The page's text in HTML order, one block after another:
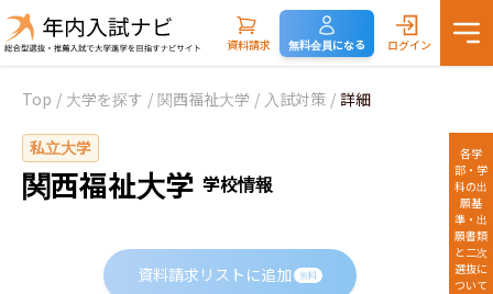
資料請求 無料会員になる ログイン
Top / 大学を探す / 関西福祉大学 / 入試対策 / 詳細
私立大学
関西福祉大学 学校情報
資料請求リストに追加 無料
各学
部・学
科の出
願基
準・出
願書類
と二次
選抜に
ついて